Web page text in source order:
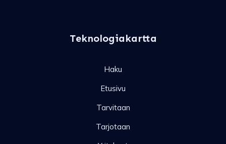
Teknologiakartta
Haku
Etusivu
Tarvitaan
Tarjotaan